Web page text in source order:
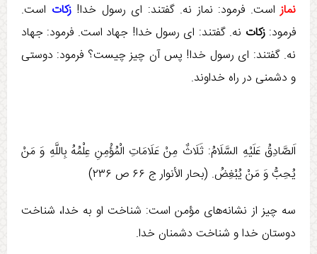
نمازاست. فرمود: نماز نه. گفتند: ای رسول خدا!زکات است.
فرمود:زکات نه. گفتند: ای رسول خدا! جهاد است. فرمود: جهاد
نه. گفتند: ای رسول خدا! پس آن چیز چیست؟ فرمود: دوستی
و دشمنی در راه خداوند.
اَلصَّادِقُ عَلَيْهِ السَّلَامُ: ثَلَاثٌ‏ مِنْ‏ عَلَامَاتِ‏ الْمُؤْمِنِ‏ عِلْمُهُ‏ بِاللَّهِ‏ وَ مَنْ‏
يُحِبُّ وَ مَنْ يُبْغِضُ. (بحار الأنوار ج ‏۶۶ ص ۲۳۶)
سه چیز از نشانه­‌‌های مؤمن است: شناخت او به خدا، شناخت
دوستان خدا و شناخت دشمنان خدا.